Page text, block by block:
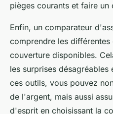
pièges courants et faire un
Enfin, un comparateur
comprendre les
couverture disponibles.
les surprises désagréables
ces outils, vous pouvez
de l'argent, mais aussi
d'esprit en choisissant la